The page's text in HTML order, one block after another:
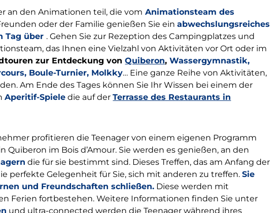
an den Animationen teil, die vom Animationsteam des
oder der Familie genießen Sie einabwechslungsreiches
Tag über . Gehen Sie zur Rezeption des Campingplatzes und
das Ihnen eine Vielzahl von Aktivitäten vor Ort oder im
zur Entdeckung vonQuiberon,Wassergymnastik,
Boule-Turnier, Molkky… Eine ganze Reihe von Aktivitäten,
Am Ende des Tages können Sie Ihr Wissen bei einem der
Aperitif-Spiele die auf derTerrasse des Restaurants in
profitieren die Teenager von einem eigenen Programm
Quiberon im Bois d’Amour. Sie werden es genießen, an den
die für sie bestimmt sind. Dieses Treffen, das am Anfang der
perfekte Gelegenheit für Sie, sich mit anderen zu treffen.Sie
und Freundschaften schließen. Diese werden mit
Ferien fortbestehen. Weitere Informationen finden Sie unter
und ultra-connected werden die Teenager während ihres